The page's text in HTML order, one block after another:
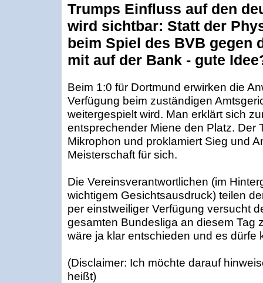
Trumps Einfluss auf den
wird sichtbar: Statt der
beim Spiel des BVB gegen
mit auf der Bank - gute
Beim 1:0 für Dortmund erwirken die
Verfügung beim zuständigen
weitergespielt wird. Man erklärt sich
entsprechender Miene den Platz. Der
Mikrophon und proklamiert Sieg und
Meisterschaft für sich.
Die Vereinsverantwortlichen (im
wichtigem Gesichtsausdruck) teilen
per einstweiliger Verfügung versucht
gesamten Bundesliga an diesem Tag
wäre ja klar entschieden und es dürfe
(Disclaimer: Ich möchte darauf
heißt)